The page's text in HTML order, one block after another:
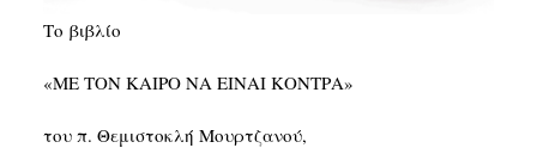
Το βιβλίο
«ΜΕ ΤΟΝ ΚΑΙΡΟ ΝΑ ΕΙΝΑΙ ΚΟΝΤΡΑ»
του π. Θεμιστοκλή Μουρτζανού,